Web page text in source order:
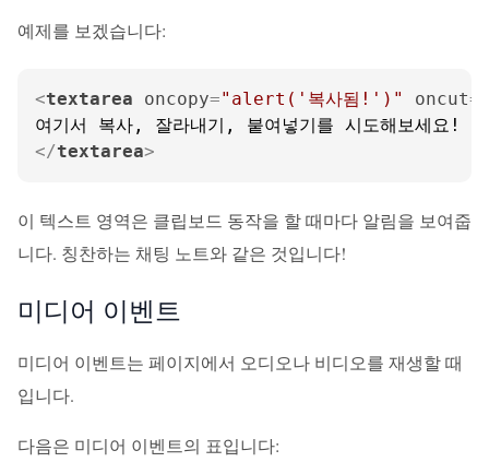
예제를 보겠습니다:
<textarea oncopy="alert('복사됨!')" oncut=
</textarea>
이 텍스트 영역은 클립보드 동작을 할 때마다 알림을 보여줍
니다. 칭찬하는 채팅 노트와 같은 것입니다!
미디어 이벤트
미디어 이벤트는 페이지에서 오디오나 비디오를 재생할 때
입니다.
다음은 미디어 이벤트의 표입니다: